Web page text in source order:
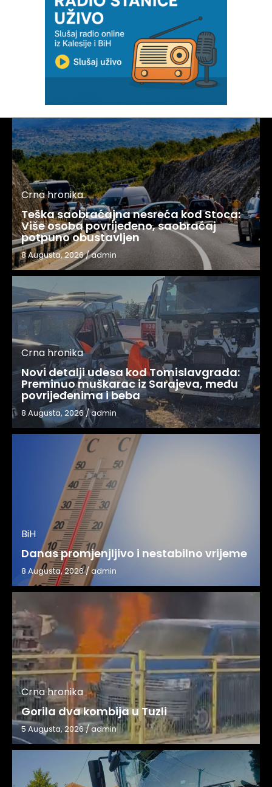
Crna hronika
Teška saobraćajna nesreća kod Stoca:
Više osoba povrijeđeno, saobraćaj
potpuno obustavljen
8 Augusta, 2026/admin
Crna hronika
Novi detalji udesa kod Tomislavgrada:
Preminuo muškarac iz Sarajeva, među
povrijeđenima i beba
8 Augusta, 2026/admin
BiH
Danas promjenjljivo i nestabilno vrijeme
8 Augusta, 2026/admin
Crna hronika
Gorila dva kombija u Tuzli
5 Augusta, 2026/admin